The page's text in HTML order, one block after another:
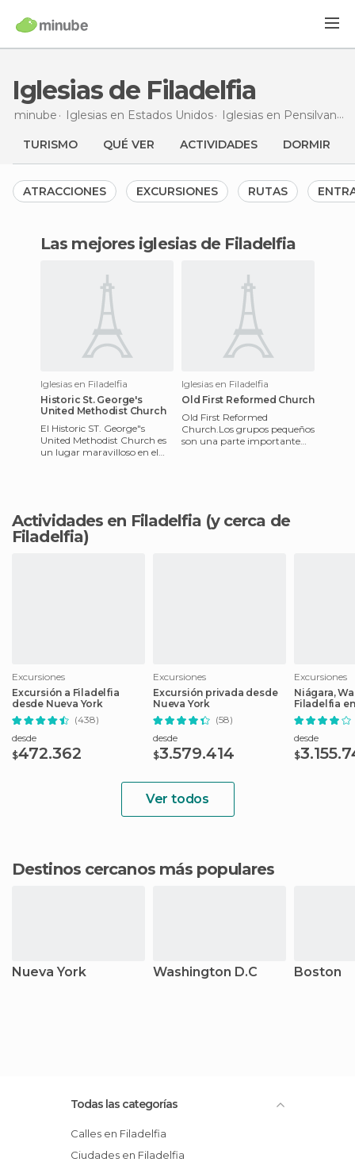
Iglesias de Filadelfia
minube Iglesias en Estados Unidos Iglesias en Pensilvania
TURISMO QUÉ VER ACTIVIDADES DORMIR
ATRACCIONES EXCURSIONES RUTAS
Las mejores iglesias de Filadelfia
Iglesias en Filadelfia
Historic St. George's
United Methodist Church
El Historic ST. George"s
United Methodist Church es
un lugar maravilloso en el
Iglesias en Filadelfia
Old First Reformed Church
Old First Reformed
Church.Los grupos pequeños
son una parte importante
Actividades en Filadelfia (y cerca de
Filadelfia)
Excursiones
Excursión a Filadelfia
desde Nueva York
(438)
desde
$472.362
Excursiones
Excursión privada desde
Nueva York
(58)
desde
$3.579.414
Excursiones
Niágara,
Filadelfia
desde
$
Ver todos
Destinos cercanos más populares
Nueva York Washington D.C Boston
Todas las categorías
Calles en Filadelfia
Ciudades en Filadelfia